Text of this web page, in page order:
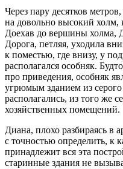
Через пару десятков
на довольно высокий холм,
Доехав до вершины холма,
Дорога, петляя, уходила
к поместью, где внизу, у
располагался особняк.
про приведения, особняк
угрюмым зданием из
располагались, из того же
хозяйственных помещений.
Диана, плохо разбираясь в
с точностью определить, к
принадлежит вся эта
старинные здания не